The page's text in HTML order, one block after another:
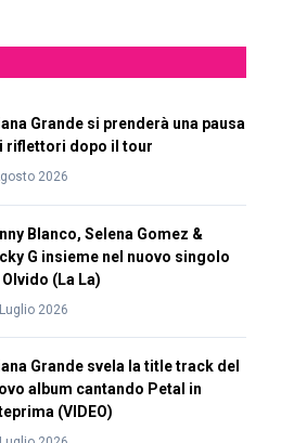
Grande si prenderà una pausa
riflettori dopo il tour
2026
Blanco, Selena Gomez &
G insieme nel nuovo singolo
Olvido (La La)
2026
Grande svela la title track del
album cantando Petal in
(VIDEO)